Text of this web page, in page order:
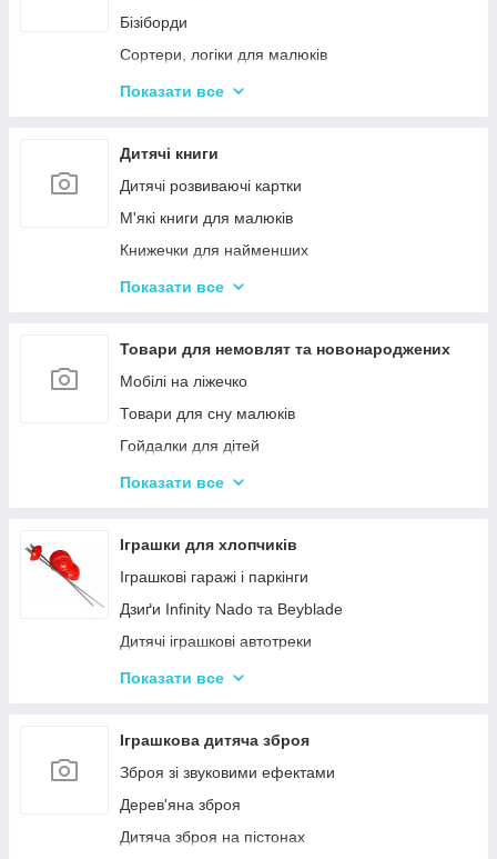
Бізіборди
Сортери, логіки для малюків
Іграшки з музичними ефектами
Машинки іграшкові для дітей
Дитяче кермо
Іграшка Неваляшка
Каталки з ручкою і на мотузочці
Розвиваючі килимки
Магнітна риболовля для дітей
Стрибуни для дітей
Показати все
Дитячі книги
Дитячі розвиваючі картки
М'які книги для малюків
Книжечки для найменших
Книги з наклейками
Книги для дітей початкових класів
Книги для підлітків
Енциклопедії для дітей
Показати все
Товари для немовлят та новонароджених
Мобілі на ліжечко
Товари для сну малюків
Гойдалки для дітей
Дитячі горщики
Розвиваючі килимки для немовлят
Нічні світильники для немовлят
Дитячий посуд
Дитяча гігієна та догляд
Дитяча безпека
Показати все
Іграшки для хлопчиків
Іграшкові гаражі і паркінги
Дзиґи Infinity Nado та Beyblade
Дитячі іграшкові автотреки
Іграшкова залізниця та потяги
Дитячий іграшковий інструмент
Іграшкові роботи-трансформери
Ігрові рольові набори для хлопчиків
Показати все
Іграшкова дитяча зброя
Зброя зі звуковими ефектами
Дерев'яна зброя
Дитяча зброя на пістонах